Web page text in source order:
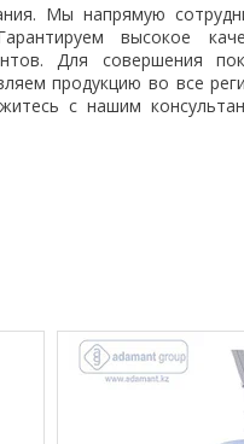
Мы напрямую
высокое
Для совершения
продукцию во все
с нашим